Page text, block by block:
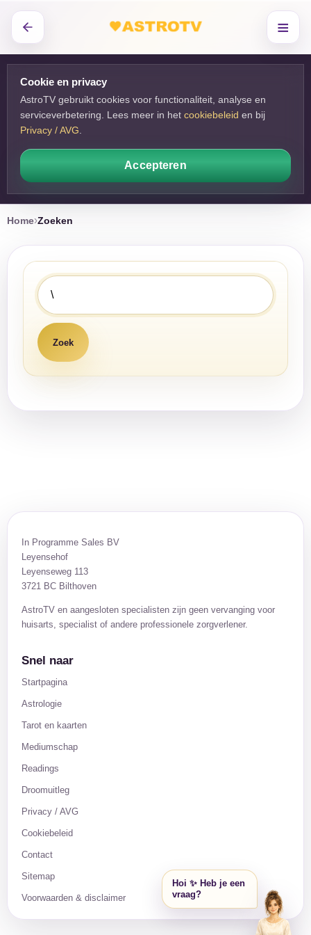
≡
Cookie en privacy
AstroTV gebruikt cookies voor functionaliteit, analyse en
serviceverbetering. Lees meer in het cookiebeleid en bij
Privacy / AVG
Accepteren
Home Zoeken
In Programme Sales BV
Leyensehof
Leyenseweg 113
3721 BC Bilthoven
AstroTV en aangesloten specialisten zijn geen vervanging voor
huisarts, specialist of andere professionele zorgverlener.
Snel naar
Startpagina
Astrologie
Tarot en kaarten
Mediumschap
Readings
Droomuitleg
Privacy / AVG
Cookiebeleid
Contact
Sitemap
Voorwaarden & disclaimer
Hoi ✨ Heb je een
vraag?